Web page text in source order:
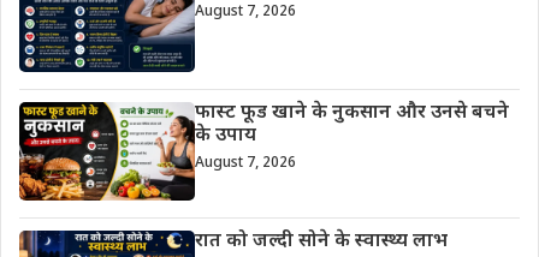
August 7, 2026
फास्ट फूड खाने के नुकसान और उनसे बचने
के उपाय
August 7, 2026
रात को जल्दी सोने के स्वास्थ्य लाभ